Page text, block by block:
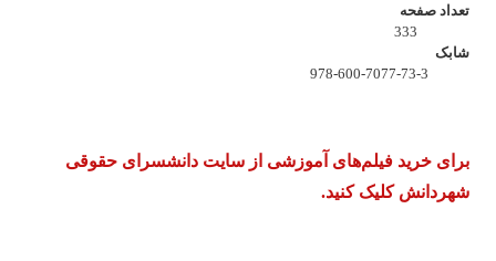
تعداد صفحه
333
شابک
978-600-7077-73-3
برای خرید فیلم‌های آموزشی از سایت دانشسرای حقوقی
شهردانش کلیک کنید.